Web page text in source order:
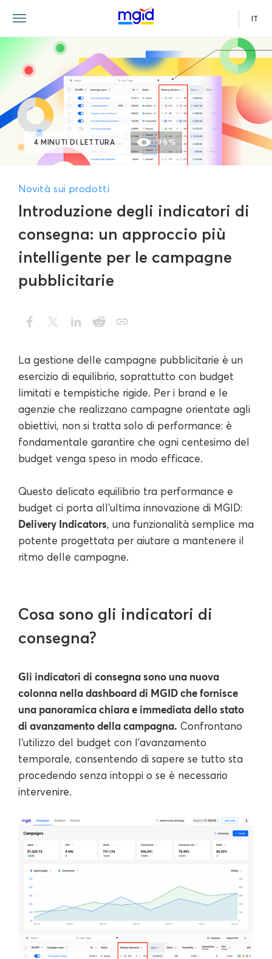
IT
Introduzione degli indicatori di
consegna: un approccio più
intelligente per le campagne
pubblicitarie
Novità sui prodotti
4 MINUTI DI LETTURA 9815
La gestione delle campagne pubblicitarie è un
esercizio di equilibrio, soprattutto con budget
limitati e tempistiche rigide. Per i brand e le
agenzie che realizzano campagne orientate agli
obiettivi, non si tratta solo di performance: è
fondamentale garantire che ogni centesimo del
budget venga speso in modo efficace.
Questo delicato equilibrio tra performance e
budget ci porta all'ultima innovazione di MGID:
Delivery Indicators, una funzionalità semplice ma
potente progettata per aiutare a mantenere il
ritmo delle campagne.
Cosa sono gli indicatori di
consegna?
Gli indicatori di consegna sono una nuova
colonna nella dashboard di MGID che fornisce
una panoramica chiara e immediata dello stato
di avanzamento della campagna. Confrontano
l'utilizzo del budget con l'avanzamento
temporale, consentendo di sapere se tutto sta
procedendo senza intoppi o se è necessario
intervenire.